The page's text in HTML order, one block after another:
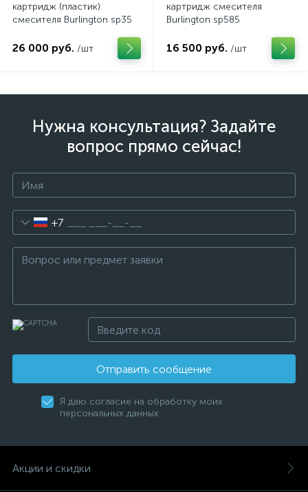
картридж (пластик)
смесителя Burlington sp35
26 000 руб. /шт
картридж смесителя
Burlington sp585
16 500 руб. /шт
Нужна консультация? Задайте
вопрос прямо сейчас!
+7
Отправить сообщение
Я даю согласие на обработку моих
персональных данных
Акции и скидки